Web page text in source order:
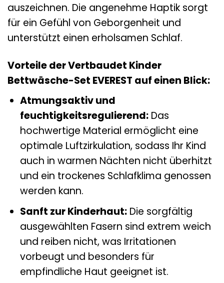
auszeichnen. Die angenehme Haptik sorgt
für ein Gefühl von Geborgenheit und
unterstützt einen erholsamen Schlaf.
Vorteile der Vertbaudet Kinder
Bettwäsche-Set EVEREST auf einen Blick:
Atmungsaktiv und
feuchtigkeitsregulierend:Das
hochwertige Material ermöglicht eine
optimale Luftzirkulation, sodass Ihr Kind
auch in warmen Nächten nicht überhitzt
und ein trockenes Schlafklima genossen
werden kann.
Sanft zur Kinderhaut:Die sorgfältig
ausgewählten Fasern sind extrem weich
und reiben nicht, was Irritationen
vorbeugt und besonders für
empfindliche Haut geeignet ist.